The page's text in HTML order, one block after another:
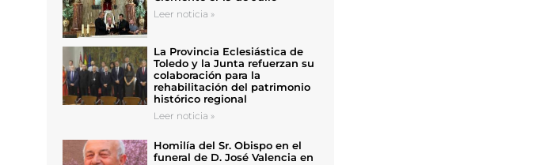
Leer noticia »
La Provincia Eclesiástica de
Toledo y la Junta refuerzan su
colaboración para la
rehabilitación del patrimonio
histórico regional
Leer noticia »
Homilía del Sr. Obispo en el
funeral de D. José Valencia en